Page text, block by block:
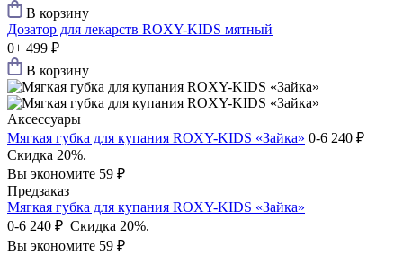
В корзину
Дозатор для лекарств ROXY-KIDS мятный
0+ 499 ₽
В корзину
Аксессуары
Мягкая губка для купания ROXY-KIDS «Зайка» 0-6 240 ₽
Скидка 20%.
Вы экономите 59 ₽
Предзаказ
Мягкая губка для купания ROXY-KIDS «Зайка»
0-6 240 ₽ Скидка 20%.
Вы экономите 59 ₽